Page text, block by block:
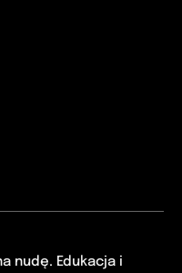
nudę. Edukacja i